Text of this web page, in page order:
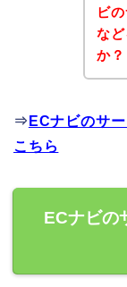
ビ
な
か？
⇒ ECナビのサ
こちら
ECナビの